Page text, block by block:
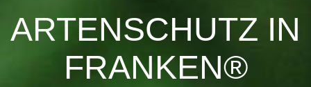
ARTENSCHUTZ IN
FRANKEN®